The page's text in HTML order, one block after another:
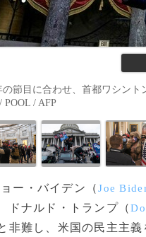
節目に合わせ、首都ワシン
POOL / AFP
ー・バイデン（Joe
ドナルド・トランプ（
非難し、米国の民主主義